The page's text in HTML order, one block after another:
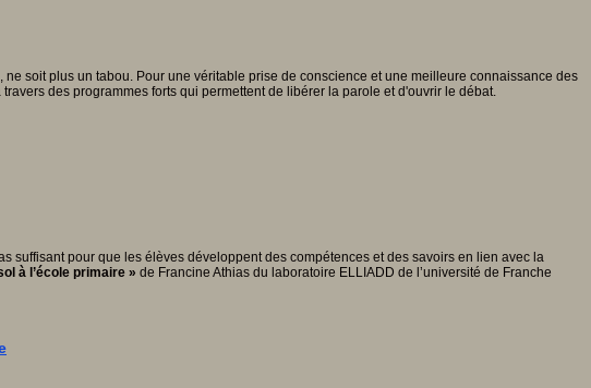
soit plus un tabou. Pour une véritable prise de conscience et une meilleure connaissance des
des programmes forts qui permettent de libérer la parole et d'ouvrir le débat.
suffisant pour que les élèves développent des compétences et des savoirs en lien avec la
à l’école primaire » de Francine Athias du laboratoire ELLIADD de l’université de Franche